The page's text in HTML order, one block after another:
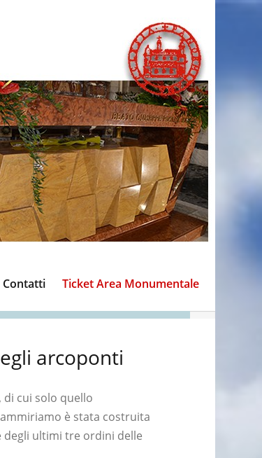
Contatti Ticket Area Monumentale
arcoponti
cui solo quello
è stata costruita
degli ultimi tre ordini delle